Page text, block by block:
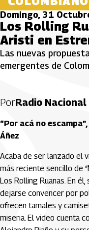
Domingo, 31
Los Rolling
Aristi en
Las nuevas
emergentes de
PorRadio
“Por acá no
Áñez
Acaba de ser lanzado el
más reciente sencillo de
Los Rolling Ruanas. En
dejarse convencer por
ofrecen tamales y
miseria. El video cuenta